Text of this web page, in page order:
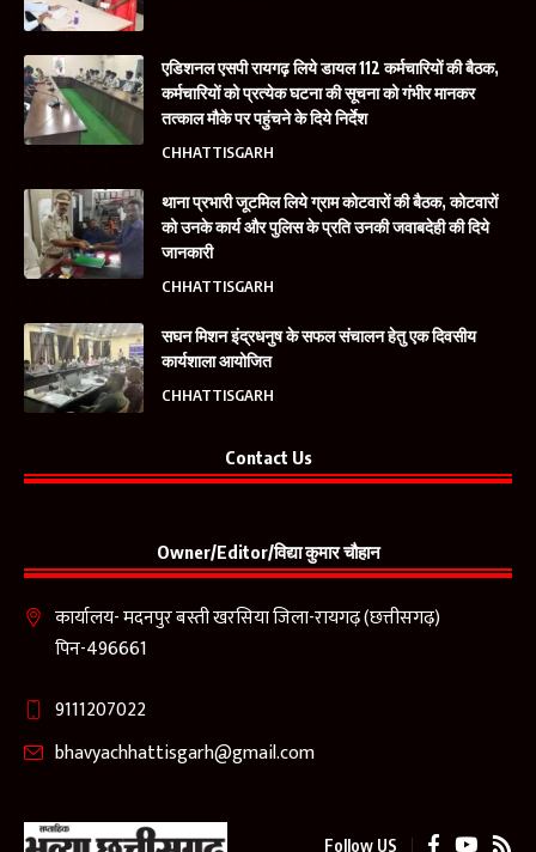
एडिशनल एसपी रायगढ़ लिये डायल 112 कर्मचारियों की बैठक,
कर्मचारियों को प्रत्येक घटना की सूचना को गंभीर मानकर
तत्काल मौके पर पहुंचने के दिये निर्देश
CHHATTISGARH
थाना प्रभारी जूटमिल लिये ग्राम कोटवारों की बैठक, कोटवारों
को उनके कार्य और पुलिस के प्रति उनकी जवाबदेही की दिये
जानकारी
CHHATTISGARH
सघन मिशन इंद्रधनुष के सफल संचालन हेतु एक दिवसीय
कार्यशाला आयोजित
CHHATTISGARH
Contact Us
Owner/Editor/विद्या कुमार चौहान
कार्यालय- मदनपुर बस्ती खरसिया जिला-रायगढ़ (छत्तीसगढ़)
पिन-496661
9111207022
bhavyachhattisgarh@gmail.com
Follow US